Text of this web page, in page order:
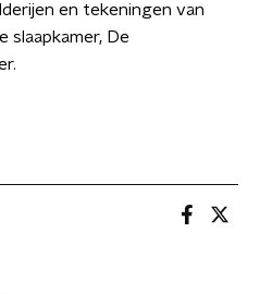
en tekeningen van
slaapkamer, De